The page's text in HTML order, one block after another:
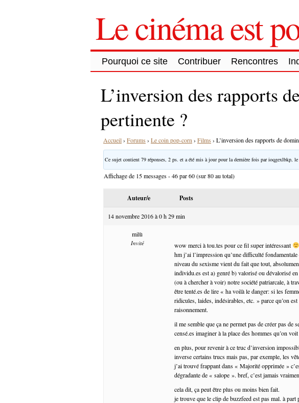
Le cinéma est
Pourquoi ce site Contribuer Rencontres
L’inversion des rapports
pertinente ?
Accueil› Forums › Le coin pop-corn › Films › L’inversion des rapports de
Ce sujet contient 79 réponses, 2 ps. et a été mis à jour pour la dernière fois parioqgexlbkp , le
Affichage de 15 messages - 46 par 60 (sur 80 au total)
Auteur/e Posts
14 novembre 2016 à 0 h 29 min
milù
Invité
wow merci à tou.tes pour ce fil super intéressant
hm j’ai l’impression qu’une difficulté
niveau du sexisme vient du fait que tout,
individu.es est a) genré b) valorisé ou dévalorisé
(ou à chercher à voir) notre société patriarcale, à
être tenté.es de lire « ha voilà le danger: si les
ridicules, laides, indésirables, etc. » parce qu’on
raisonnement.
il me semble que ça ne permet pas de créer pas de
censé.es imaginer à la place des hommes qu’on
en plus, pour revenir à ce truc d’inversion
inverse certains trucs mais pas, par exemple, les
j’ai trouvé frappant dans « Majorité opprimée »
dégradante de « salope ». bref, c’est jamais
cela dit, ça peut être plus ou moins bien fait.
je trouve que le clip de buzzfeed est pas mal. à